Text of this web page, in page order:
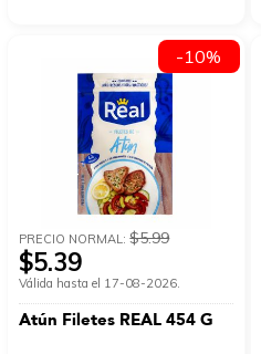
PRECIO NORMAL:$5.99
$5.39
Válida hasta el 17-08-2026.
Atún Filetes REAL 454 G
-10%